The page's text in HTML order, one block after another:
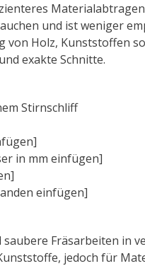
und ist weniger
von Holz, Kunststoffen
exakte Schnitte.
Stirnschliff
in mm einfügen]
einfügen]
Fräsarbeiten in
jedoch für